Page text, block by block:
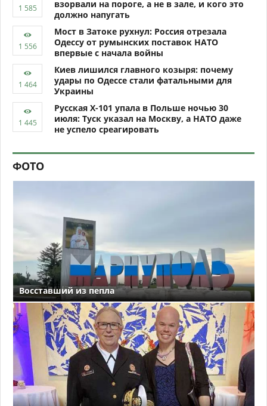
взорвали на пороге, а не в зале, и кого это
должно напугать
Мост в Затоке рухнул: Россия отрезала
Одессу от румынских поставок НАТО
впервые с начала войны
Киев лишился главного козыря: почему
удары по Одессе стали фатальными для
Украины
Русская Х-101 упала в Польше ночью 30
июля: Туск указал на Москву, а НАТО даже
не успело среагировать
ФОТО
Восставший из пепла